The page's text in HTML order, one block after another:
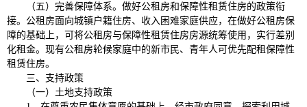
（五）完善保障体系。做好公租房和保障性租赁住房的政策衔
接。公租房面向城镇户籍住房、收入困难家庭供应，在做好公租房保
障的基础上，可将公租房与保障性租赁住房房源统筹使用，实行差别
化租金。现有公租房轮候家庭中的新市民、青年人可优先配租保障性
租赁住房。
三、支持政策
（一）土地支持政策